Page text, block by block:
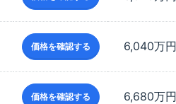
価格を確認する 6,040万円
価格を確認する 6,680万円